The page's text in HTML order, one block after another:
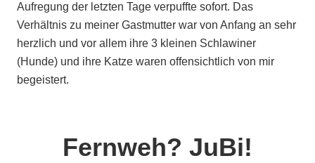
Aufregung der letzten Tage verpuffte sofort. Das
Verhältnis zu meiner Gastmutter war von Anfang an sehr
herzlich und vor allem ihre 3 kleinen Schlawiner
(Hunde) und ihre Katze waren offensichtlich von mir
begeistert.
Fernweh? JuBi!